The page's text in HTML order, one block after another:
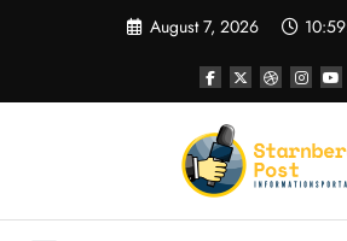
August 7, 2026